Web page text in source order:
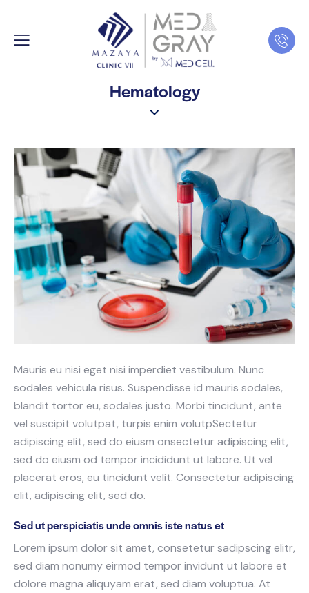
Hematology
Mauris eu nisi eget nisi imperdiet vestibulum. Nunc
sodales vehicula risus. Suspendisse id mauris sodales,
blandit tortor eu, sodales justo. Morbi tincidunt, ante
vel suscipit volutpat, turpis enim volutpSectetur
adipiscing elit, sed do eiusm onsectetur adipiscing elit,
sed do eiusm od tempor incididunt ut labore. Ut vel
placerat eros, eu tincidunt velit. Consectetur adipiscing
elit, adipiscing elit, sed do.
Sed ut perspiciatis unde omnis iste natus et
Lorem ipsum dolor sit amet, consetetur sadipscing elitr,
sed diam nonumy eirmod tempor invidunt ut labore et
dolore magna aliquyam erat, sed diam voluptua. At